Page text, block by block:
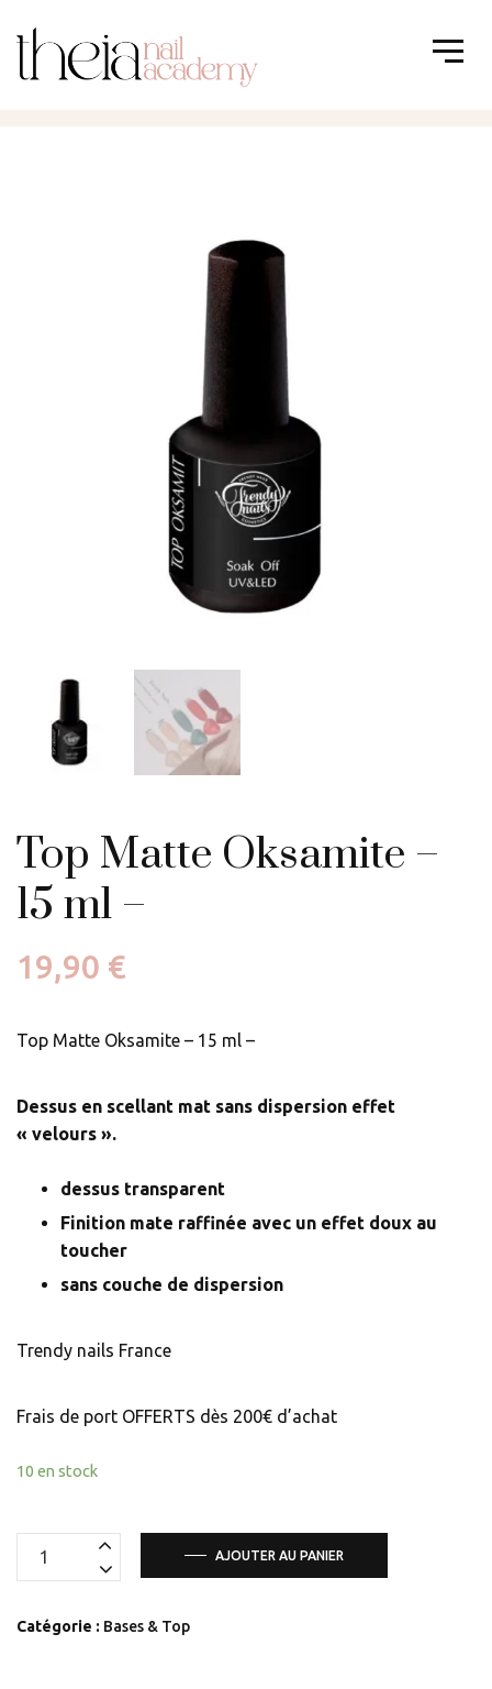
Top Matte Oksamite –
15 ml –
19,90 €
Top Matte Oksamite – 15 ml –
Dessus en scellant mat sans dispersion effet
« velours ».
dessus transparent
Finition mate raffinée avec un effet doux au
toucher
sans couche de dispersion
Trendy nails France
Frais de port OFFERTS dès 200€ d’achat
10 en stock
quantité
Matte
AJOUTER AU PANIER
Catégorie : Bases & Top